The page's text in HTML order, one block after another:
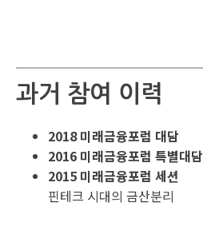
과거 참여 이력
2018 미래금융포럼 대담
2016 미래금융포럼 특별대담
2015 미래금융포럼 세션
핀테크 시대의 금산분리